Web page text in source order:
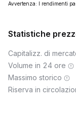
Avvertenza: I rendimenti
Statistiche
Capitalizz. di
Volume in 24 ore
Massimo storico
Riserva in